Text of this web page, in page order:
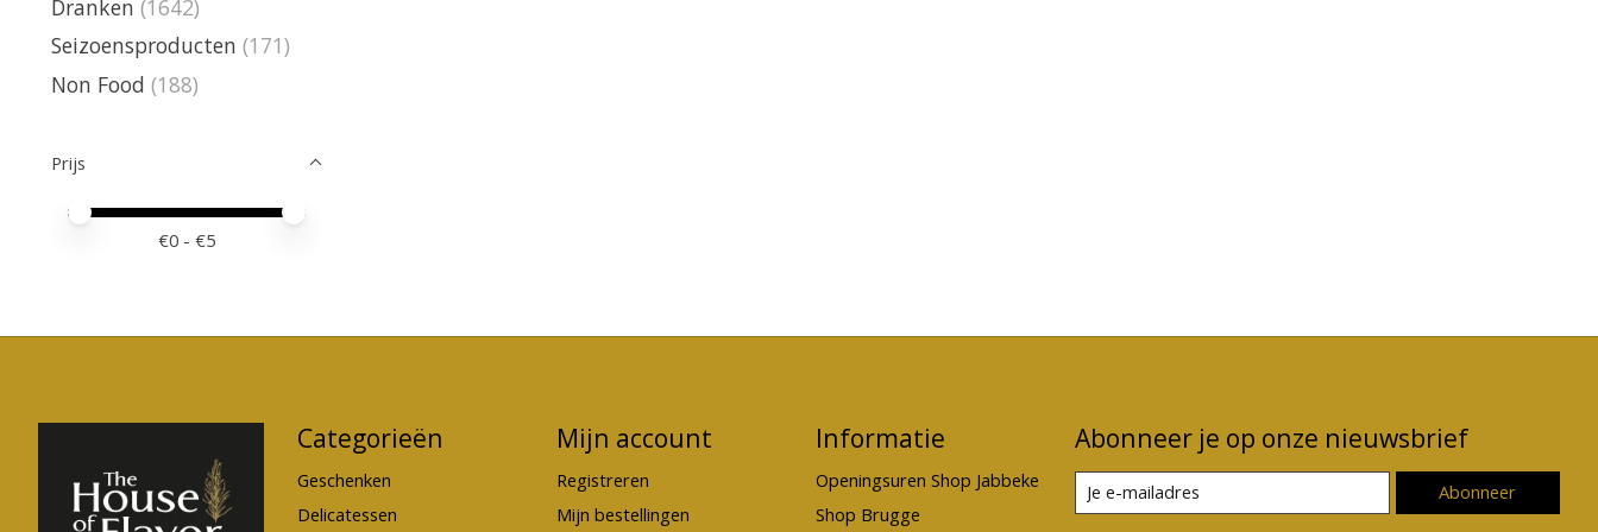
Dranken (1642)
Seizoensproducten (171)
Non Food (188)
Prijs
Minimale prijswaarde
Price maximum value
€0 - €5
Categorieën
Geschenken
Delicatessen
Mijn account
Registreren
Mijn bestellingen
Informatie
Openingsuren Shop Jabbeke
Shop Brugge
Abonneer je op onze nieuwsbrief
Abonneer